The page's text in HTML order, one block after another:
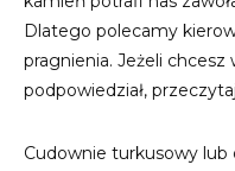
Dlatego polecamy
pragnienia. Jeżeli chcesz
podpowiedział,
Cudownie turkusowy lub